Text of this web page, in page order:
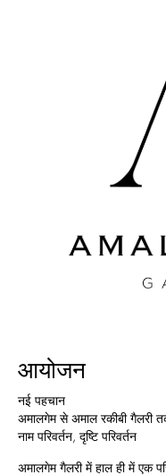
आयोजन
नई पहचान
अमालगेम से अमाल रकीबी गैलरी
नाम परिवर्तन, दृष्टि परिवर्तन
अमालगेम गैलरी में हाल ही में एक